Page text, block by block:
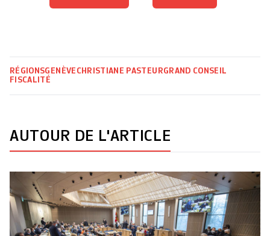
RÉGIONSGENÈVE CHRISTIANE PASTEURGRAND CONSEIL
FISCALITÉ
AUTOUR DE L'ARTICLE